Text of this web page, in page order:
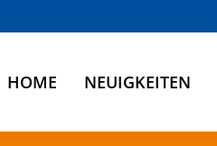
HOME NEUIGKEITEN